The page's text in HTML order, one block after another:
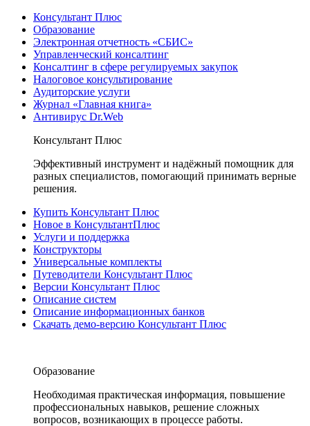
Консультант Плюс
Образование
Электронная отчетность «СБИС»
Управленческий консалтинг
Консалтинг в сфере регулируемых закупок
Налоговое консультирование
Аудиторские услуги
Журнал «Главная книга»
Антивирус Dr.Web
Консультант Плюс
Эффективный инструмент и надёжный помощник для
разных специалистов, помогающий принимать верные
решения.
Купить Консультант Плюс
Новое в КонсультантПлюс
Услуги и поддержка
Конструкторы
Универсальные комплекты
Путеводители Консультант Плюс
Версии Консультант Плюс
Описание систем
Описание информационных банков
Скачать демо-версию Консультант Плюс
Образование
Необходимая практическая информация, повышение
профессиональных навыков, решение сложных
вопросов, возникающих в процессе работы.